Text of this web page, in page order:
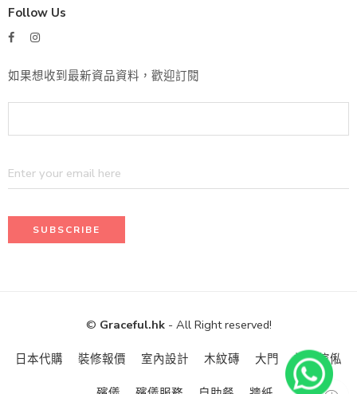
Follow Us
如果想收到最新資品資料，歡迎訂閱
© Graceful.hk- All Right reserved!
日本代購 裝修報價 室內設計 木紋磚 大門 訂造傢俬